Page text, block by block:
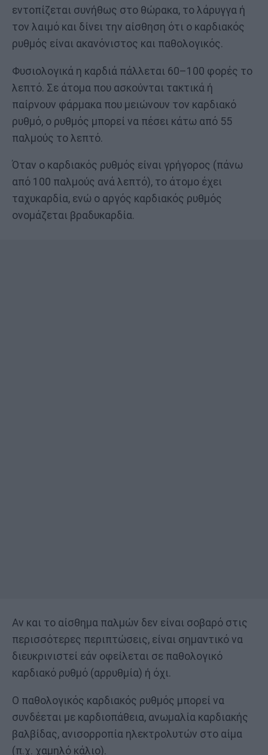
εντοπίζεται συνήθως στο θώρακα, το λάρυγγα ή
τον λαιμό και δίνει την αίσθηση ότι ο καρδιακός
ρυθμός είναι ακανόνιστος και παθολογικός.
Φυσιολογικά η καρδιά πάλλεται 60–100 φορές το
λεπτό. Σε άτομα που ασκούνται τακτικά ή
παίρνουν φάρμακα που μειώνουν τον καρδιακό
ρυθμό, ο ρυθμός μπορεί να πέσει κάτω από 55
παλμούς το λεπτό.
Όταν ο καρδιακός ρυθμός είναι γρήγορος (πάνω
από 100 παλμούς ανά λεπτό), το άτομο έχει
ταχυκαρδία, ενώ ο αργός καρδιακός ρυθμός
ονομάζεται βραδυκαρδία.
Αν και το αίσθημα παλμών δεν είναι σοβαρό στις
περισσότερες περιπτώσεις, είναι σημαντικό να
διευκρινιστεί εάν οφείλεται σε παθολογικό
καρδιακό ρυθμό (αρρυθμία) ή όχι.
Ο παθολογικός καρδιακός ρυθμός μπορεί να
συνδέεται με καρδιοπάθεια, ανωμαλία καρδιακής
βαλβίδας, ανισορροπία ηλεκτρολυτών στο αίμα
(π.χ. χαμηλό κάλιο).